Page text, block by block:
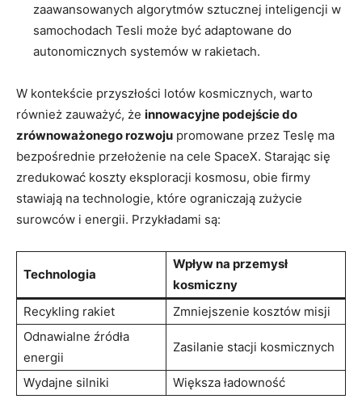
zaawansowanych algorytmów sztucznej inteligencji w
samochodach Tesli może być adaptowane do
autonomicznych systemów w rakietach.
W kontekście przyszłości lotów kosmicznych, warto
również zauważyć, że innowacyjne podejście do
zrównoważonego rozwoju promowane przez Teslę ma
bezpośrednie przełożenie na cele SpaceX. Starając się
zredukować koszty eksploracji kosmosu, obie firmy
stawiają na technologie, które ograniczają zużycie
surowców i energii. Przykładami są:
Technologia
Wpływ na przemysł
kosmiczny
Recykling rakiet
Zmniejszenie kosztów misji
Odnawialne źródła
energii
Zasilanie stacji kosmicznych
Wydajne silniki Większa ładowność